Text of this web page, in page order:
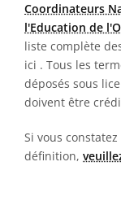
Coordinateurs
l'Education de
liste complète
ici . Tous les
déposés sous
doivent être
Si vous
définition,